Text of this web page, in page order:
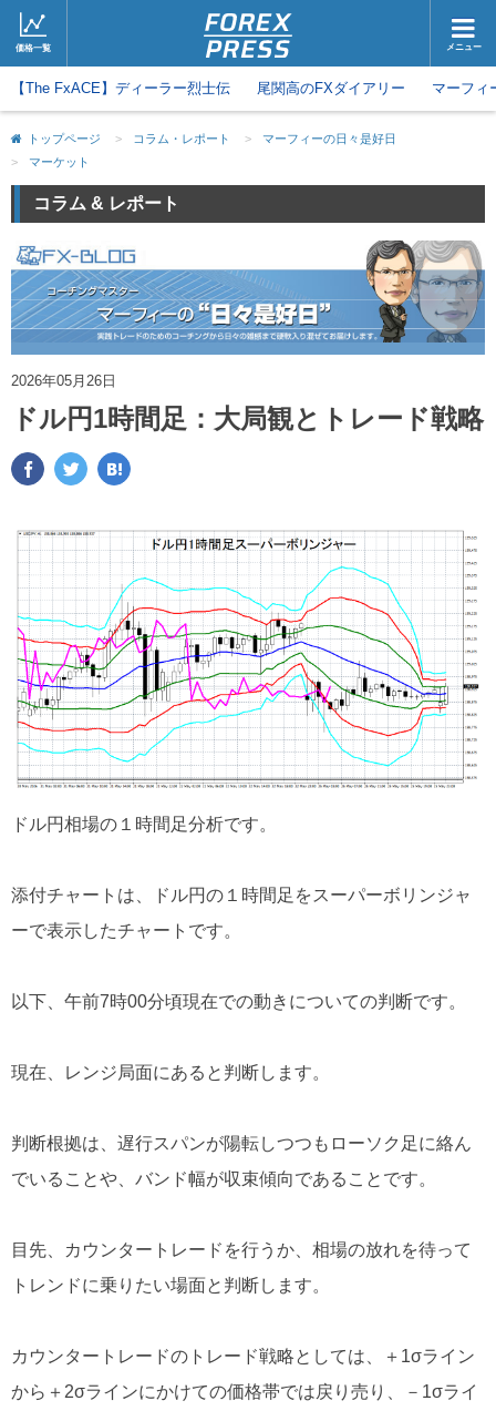
価格一覧 メニュー
ホーム ニュース
取引会社 マーケット
ツイッター 動画
【The FxACE】ディーラー烈士伝 尾関高のFXダイアリー マーフィ
トップページ > コラム・レポート >
マーフィーの日々是好日
>
マーケット
コラム & レポート
2026年05月26日
ドル円1時間足：大局観とトレード戦略
ドル円相場の１時間足分析です。
添付チャートは、ドル円の１時間足をスーパーボリンジャ
ーで表示したチャートです。
以下、午前7時00分頃現在での動きについての判断です。
現在、レンジ局面にあると判断します。
判断根拠は、遅行スパンが陽転しつつもローソク足に絡ん
でいることや、バンド幅が収束傾向であることです。
目先、カウンタートレードを行うか、相場の放れを待って
トレンドに乗りたい場面と判断します。
カウンタートレードのトレード戦略としては、＋1σライン
から＋2σラインにかけての価格帯では戻り売り、－1σライ